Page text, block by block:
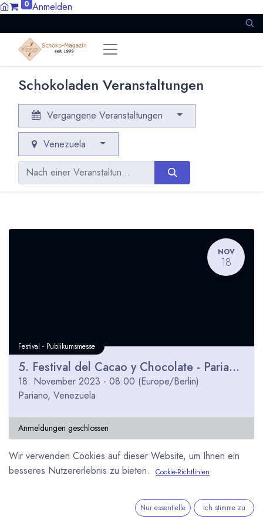
0 Anmelden
Schokoladen Veranstaltungen
Vergangene Veranstaltungen
Venezuela
NOV
18
Festival - Publikumsmesse
5. Festival del Cacao y Chocolate - Pariano, Venezuela
18. November 2023 - 08:00 (Europe/Berlin)
Pariano, Venezuela
Anmeldungen geschlossen
Wir verwenden Cookies auf dieser Website, um Ihnen ein
besseres Nutzererlebnis zu bieten.
Cookie-Richtlinien
Nur essentielle Ich stimme zu